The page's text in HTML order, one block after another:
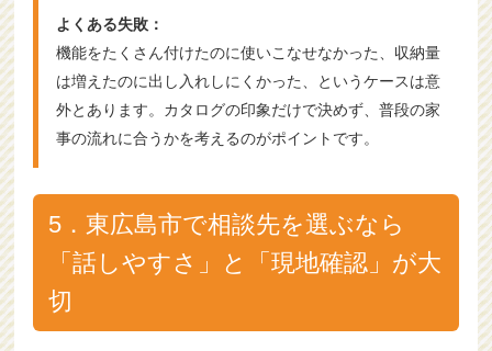
よくある失敗：
機能をたくさん付けたのに使いこなせなかった、収納量
は増えたのに出し入れしにくかった、というケースは意
外とあります。カタログの印象だけで決めず、普段の家
事の流れに合うかを考えるのがポイントです。
5．東広島市で相談先を選ぶなら
「話しやすさ」と「現地確認」が大
切